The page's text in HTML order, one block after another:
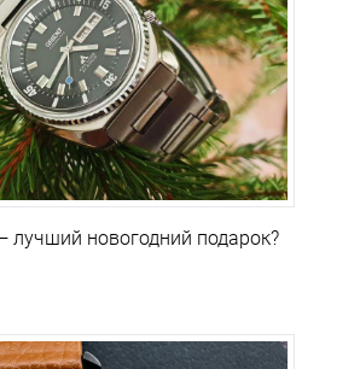
новогодний подарок?